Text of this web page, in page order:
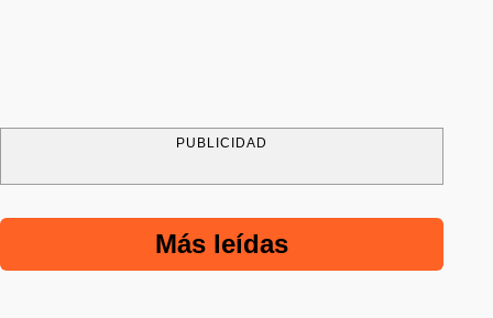
PUBLICIDAD
Más leídas